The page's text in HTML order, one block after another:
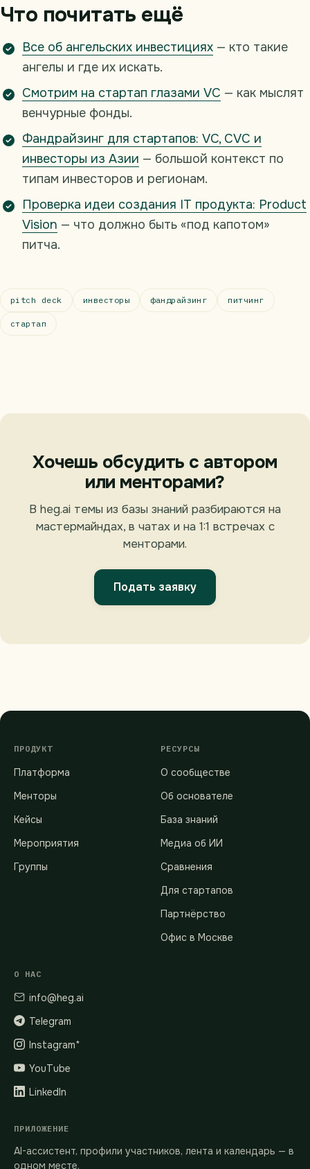
Что почитать ещё
Все об ангельских инвестициях — кто такие
ангелы и где их искать.
Смотрим на стартап глазами VC — как мыслят
венчурные фонды.
Фандрайзинг для стартапов: VC, CVC и
инвесторы из Азии — большой контекст по
типам инвесторов и регионам.
Проверка идеи создания IT продукта: Product
Vision — что должно быть «под капотом»
питча.
pitch deck инвесторы фандрайзинг питчинг
стартап
Хочешь обсудить с автором
или менторами?
В heg.ai темы из базы знаний разбираются на
мастермайндах, в чатах и на 1:1 встречах с
менторами.
Подать заявку
ПРОДУКТ
Платформа
Менторы
Кейсы
Мероприятия
Группы
РЕСУРСЫ
О сообществе
Об основателе
База знаний
Медиа об ИИ
Сравнения
Для стартапов
Партнёрство
Офис в Москве
О НАС
info@heg.ai
Telegram
Instagram*
YouTube
LinkedIn
ПРИЛОЖЕНИЕ
AI-ассистент, профили участников, лента и календарь — в
одном месте.